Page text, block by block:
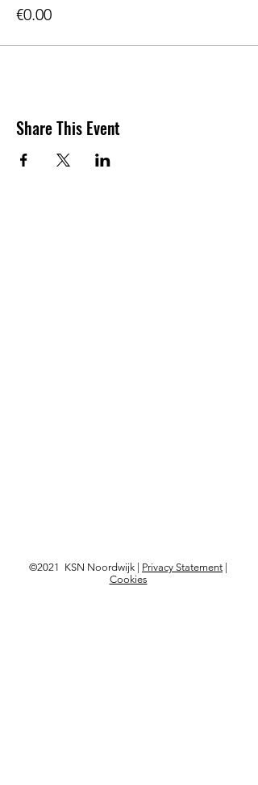
€0.00
Share This Event
©2021 KSN Noordwijk | Privacy Statement
Cookies